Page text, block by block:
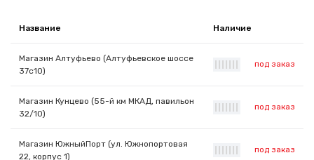
Название Наличие
Магазин Алтуфьево (Алтуфьевское шоссе
37с10)
под заказ
Магазин Кунцево (55-й км МКАД, павильон
32/10)
под заказ
Магазин ЮжныйПорт (ул. Южнопортовая
22, корпус 1)
под заказ